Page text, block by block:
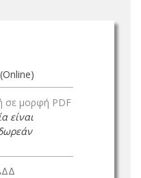
σε μορφή PDF
είναι